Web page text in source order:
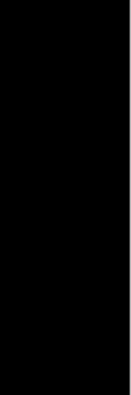
al borde
el mundo, Tesis
en uno
del cine
y dejando
detrás
Park
escenas
Park, con
¡Descubre las
de un clásico
de acción